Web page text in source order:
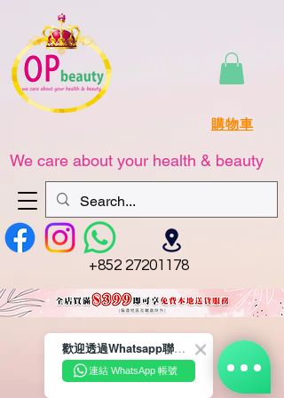
+852 27201178
購物車
We care about your health & beauty
歡迎透過Whatsapp聯絡我們☺️~
連結 WhatsApp 帳號